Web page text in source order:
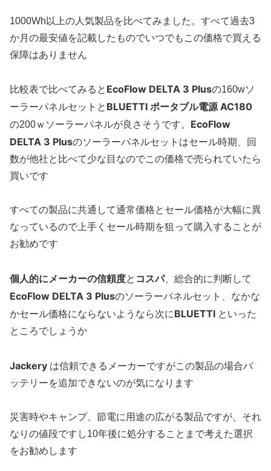
1000Wh以上の人気製品を比べてみました。すべて過去3
か月の最安値を記載したものでいつでもこの価格で買える
保障はありません
比較表で比べてみると EcoFlow DELTA 3 Plusの160wソ
ーラーパネルセットと BLUETTI ポータブル電源 AC180
の200ｗソーラーパネルが良さそうです。 EcoFlow
DELTA 3 Plusのソーラーパネルセットはセール時期、回
数が他社と比べて少な目なのでこの価格で売られていたら
買いです
すべての製品に共通して通常価格とセール価格が大幅に異
なっているので上手くセール時期を狙って購入することが
お勧めです
個人的にメーカーの信頼度と コスパ、総合的に判断して
EcoFlow DELTA 3 Plusのソーラーパネルセット、なかな
かセール価格にならないようなら次にBLUETTI といった
ところでしょうか
Jackery は信頼できるメーカーですがこの製品の場合バ
ッテリーを追加できないのが気になります
災害時やキャンプ、節電に用途の広がる製品ですが、それ
なりの値段ですし10年後に処分することまで考えた選択
をお勧めします